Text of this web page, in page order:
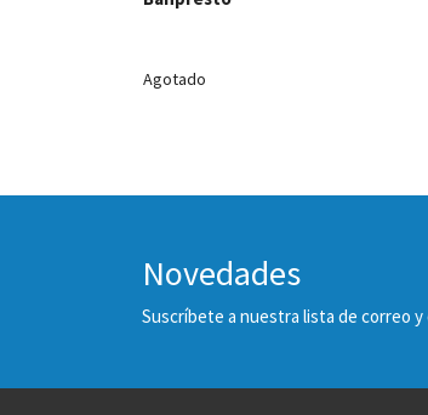
Agotado
Novedades
Suscríbete a nuestra lista de correo